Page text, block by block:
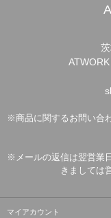
※商品に関するお問い合
※メールの返信は翌営業
きましては
マイアカウント